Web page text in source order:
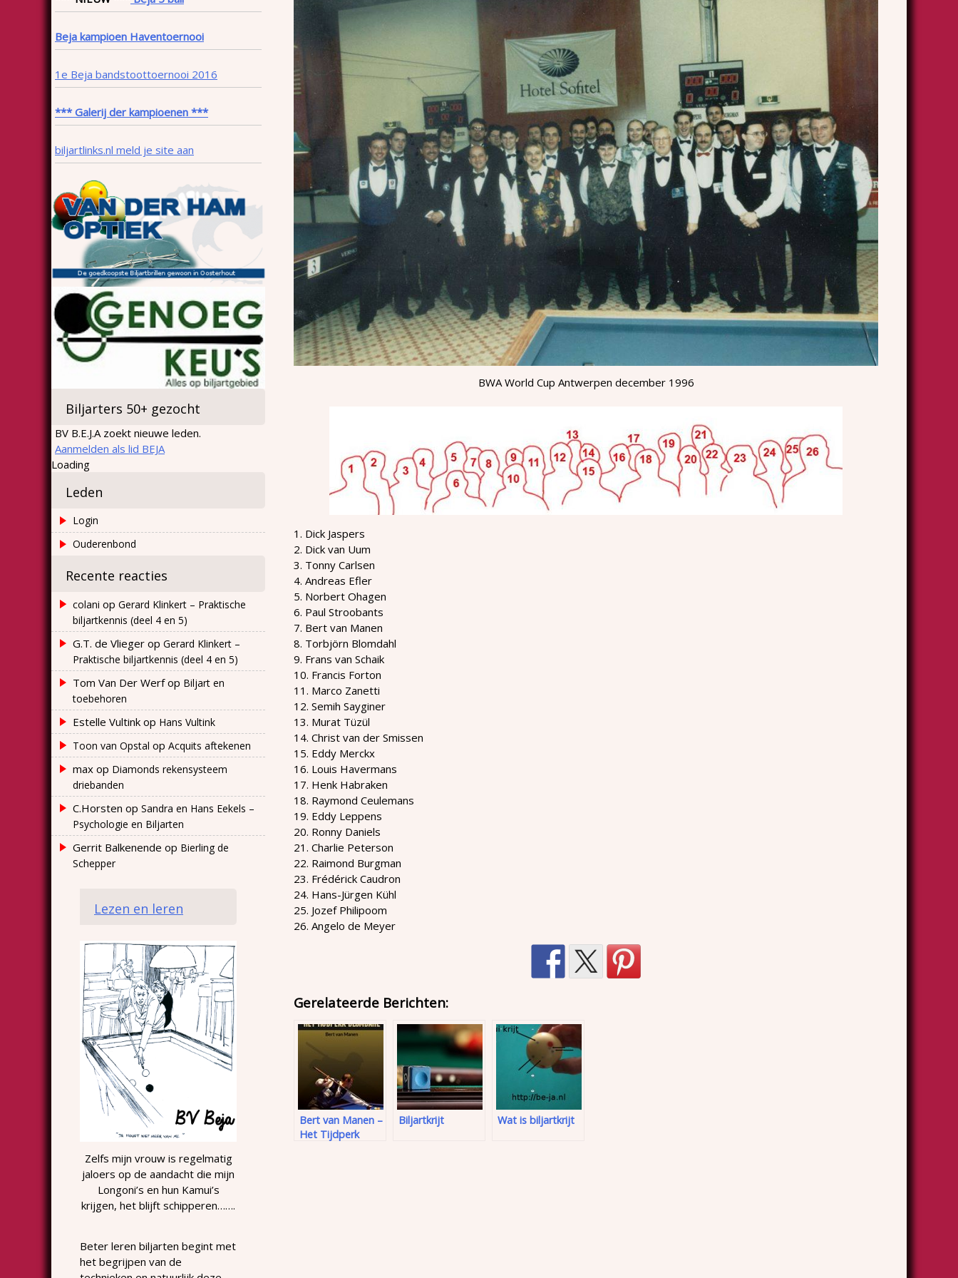
BWA World Cup Antwerpen december 1996
1. Dick Jaspers
2. Dick van Uum
3. Tonny Carlsen
4. Andreas Efler
5. Norbert Ohagen
6. Paul Stroobants
7. Bert van Manen
8. Torbjörn Blomdahl
9. Frans van Schaik
10. Francis Forton
11. Marco Zanetti
12. Semih Sayginer
13. Murat Tüzül
14. Christ van der Smissen
15. Eddy Merckx
16. Louis Havermans
17. Henk Habraken
18. Raymond Ceulemans
19. Eddy Leppens
20. Ronny Daniels
21. Charlie Peterson
22. Raimond Burgman
23. Frédérick Caudron
24. Hans-Jürgen Kühl
25. Jozef Philipoom
26. Angelo de Meyer
Gerelateerde Berichten:
Bert van Manen –
Het Tijdperk
Biljartkrijt Wat is biljartkrijt
Beja kampioen Haventoernooi
1e Beja bandstoottoernooi 2016
*** Galerij der kampioenen ***
biljartlinks.nl meld je site aan
Biljarters 50+ gezocht
BV B.E.J.A zoekt nieuwe leden.
Aanmelden als lid BEJA
Loading
Leden
Login
Ouderenbond
Recente reacties
colani op Gerard Klinkert – Praktische
biljartkennis (deel 4 en 5)
G.T. de Vlieger op Gerard Klinkert –
Praktische biljartkennis (deel 4 en 5)
Tom Van Der Werfop Biljart en
toebehoren
Estelle Vultink op Hans Vultink
Toon van Opstal op Acquits aftekenen
max op Diamonds rekensysteem
driebanden
C.Horsten op Sandra en Hans Eekels –
Psychologie en Biljarten
Gerrit Balkenende op Bierling de
Schepper
Lezen en leren
Zelfs mijn vrouw is regelmatig
jaloers op de aandacht die mijn
Longoni’s en hun Kamui’s
krijgen, het blijft schipperen…….
Beter leren biljarten begint met
het begrijpen van de